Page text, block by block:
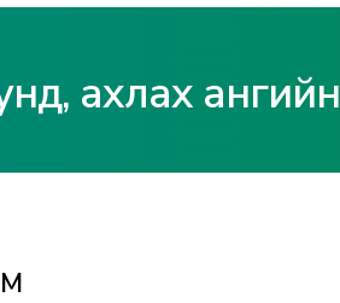
ахлах ангийн